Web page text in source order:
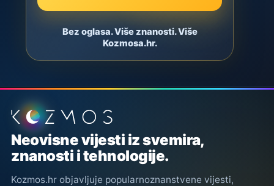
Bez oglasa. Više znanosti. Više
Kozmosa.hr.
Podnožje stranice
Neovisne vijesti iz svemira,
znanosti i tehnologije.
Kozmos.hr objavljuje popularnoznanstvene vijesti,